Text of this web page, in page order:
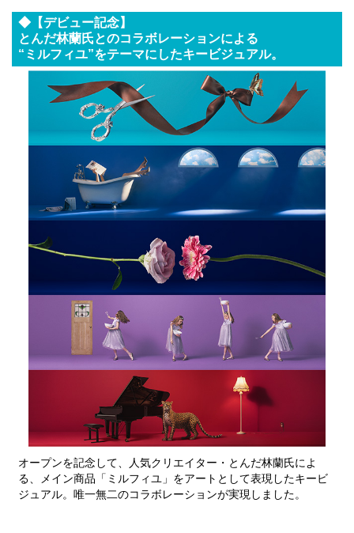
◆【デビュー記念】
とんだ林蘭氏とのコラボレーションによる
“ミルフィユ”をテーマにしたキービジュアル。
オープンを記念して、人気クリエイター・とんだ林蘭氏によ
る、メイン商品「ミルフィユ」をアートとして表現したキービ
ジュアル。唯一無二のコラボレーションが実現しました。